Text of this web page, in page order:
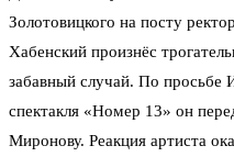
Золотовицкого на посту
Хабенский произнёс
забавный случай. По просьбе
спектакля «Номер 13» он
Миронову. Реакция артиста